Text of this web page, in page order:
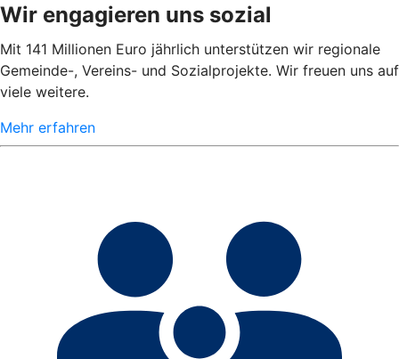
Wir engagieren uns sozial
Mit 141 Millionen Euro jährlich unterstützen wir regionale
Gemeinde-, Vereins- und Sozialprojekte. Wir freuen uns auf
viele weitere.
Mehr erfahren